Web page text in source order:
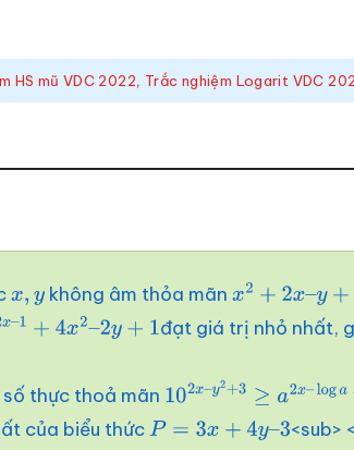
HS mũ VDC 2022, Trắc nghiệm Logarit VDC
x,y không âm thỏa mãn x2 +2 x–y+1 =
1 + 4x 2–2y+1
đạt giá trị nhỏ nhất,
thực thoả mãn 102x – 2+ 3≥ a2x –
log a
của biểu thứcP=3x+4 y– 3
<sub>